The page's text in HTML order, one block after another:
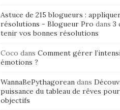
Astuce de 215 blogueurs :
résolutions - Blogueur Pro dans 3
tenir vos bonnes résolutions
Coco dans Comment gérer
émotions ?
WannaBePythagoreandans
puissance du tableau de rêves
objectifs